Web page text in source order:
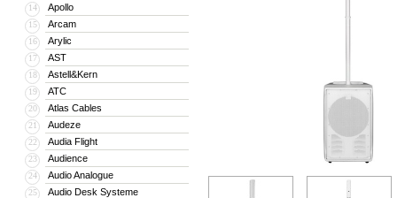
14 Apollo
15 Arcam
16 Arylic
17 AST
18 Astell&Kern
19 ATC
20 Atlas Cables
21 Audeze
22 Audia Flight
23 Audience
24 Audio Analogue
25 Audio Desk Systeme